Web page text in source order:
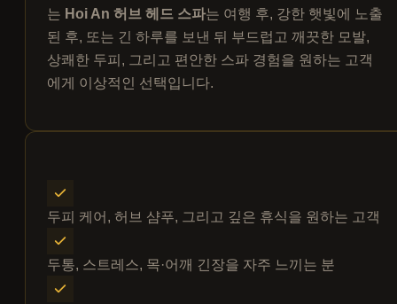
는 Hoi An 허브 헤드 스파는 여행 후, 강한 햇빛에 노출
된 후, 또는 긴 하루를 보낸 뒤 부드럽고 깨끗한 모발,
상쾌한 두피, 그리고 편안한 스파 경험을 원하는 고객
에게 이상적인 선택입니다.
두피 케어, 허브 샴푸, 그리고 깊은 휴식을 원하는 고객
두통, 스트레스, 목·어깨 긴장을 자주 느끼는 분